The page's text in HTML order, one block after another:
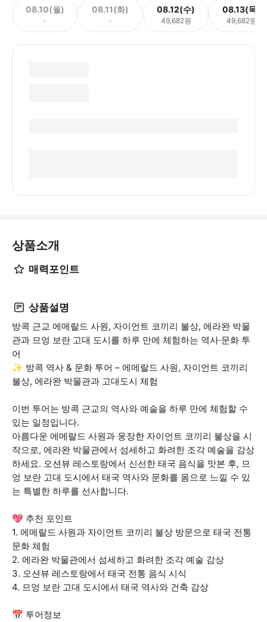
08.10(월)
-
08.11(화)
-
08.12(수)
49,682원
08.13(목)
49,682원
상품소개
매력포인트
상품설명
방콕 근교 에메랄드 사원, 자이언트 코끼리 불상, 에라완 박물
관과 므엉 보란 고대 도시를 하루 만에 체험하는 역사·문화 투
어
✨ 방콕 역사 & 문화 투어 – 에메랄드 사원, 자이언트 코끼리
불상, 에라완 박물관과 고대도시 체험
이번 투어는 방콕 근교의 역사와 예술을 하루 만에 체험할 수
있는 일정입니다.
아름다운 에메랄드 사원과 웅장한 자이언트 코끼리 불상을 시
작으로, 에라완 박물관에서 섬세하고 화려한 조각 예술을 감상
하세요. 오션뷰 레스토랑에서 신선한 태국 음식을 맛본 후, 므
엉 보란 고대 도시에서 태국 역사와 문화를 몸으로 느낄 수 있
는 특별한 하루를 선사합니다.
💖 추천 포인트
1. 에메랄드 사원과 자이언트 코끼리 불상 방문으로 태국 전통
문화 체험
2. 에라완 박물관에서 섬세하고 화려한 조각 예술 감상
3. 오션뷰 레스토랑에서 태국 전통 음식 시식
4. 므엉 보란 고대 도시에서 태국 역사와 건축 감상
📅 투어정보